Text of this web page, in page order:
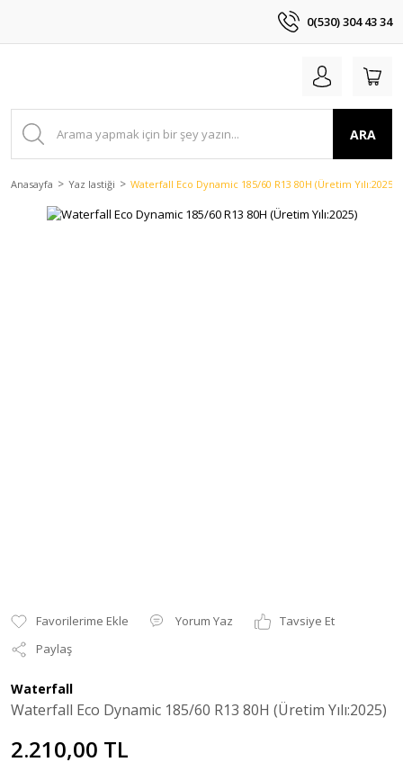
0(530) 304 43 34
ARA
Anasayfa Yaz lastiği Waterfall Eco Dynamic 185/60 R13 80H (Üretim Yılı:2025)
Yorum Yaz
Tavsiye Et
Paylaş
Waterfall
Waterfall Eco Dynamic 185/60 R13 80H (Üretim Yılı:2025)
2.210,00 TL